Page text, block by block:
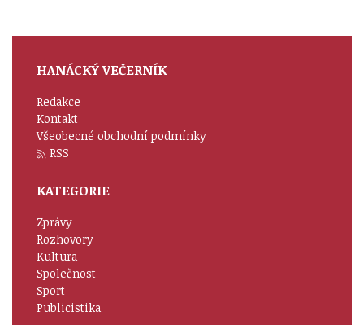
HANÁCKÝ VEČERNÍK
Redakce
Kontakt
Všeobecné obchodní podmínky
RSS
KATEGORIE
Zprávy
Rozhovory
Kultura
Společnost
Sport
Publicistika